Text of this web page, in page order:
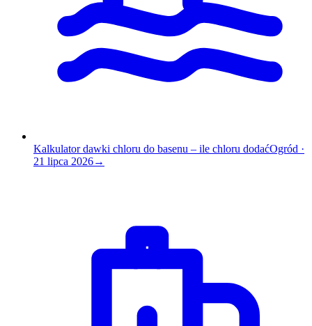
Kalkulator dawki chloru do basenu – ile chloru dodaćOgród ·
21 lipca 2026→